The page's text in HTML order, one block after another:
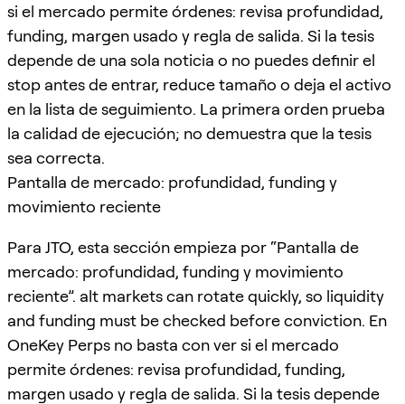
si el mercado permite órdenes: revisa profundidad,
funding, margen usado y regla de salida. Si la tesis
depende de una sola noticia o no puedes definir el
stop antes de entrar, reduce tamaño o deja el activo
en la lista de seguimiento. La primera orden prueba
la calidad de ejecución; no demuestra que la tesis
sea correcta.
Pantalla de mercado: profundidad, funding y
movimiento reciente
Para JTO, esta sección empieza por “Pantalla de
mercado: profundidad, funding y movimiento
reciente”. alt markets can rotate quickly, so liquidity
and funding must be checked before conviction. En
OneKey Perps no basta con ver si el mercado
permite órdenes: revisa profundidad, funding,
margen usado y regla de salida. Si la tesis depende